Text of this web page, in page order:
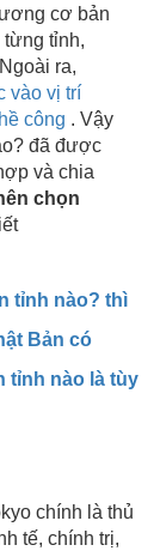
cơ bản
tỉnh,
ra,
vào vị trí
công . Vậy
đã được
và chia
chọn
tỉnh nào? thì
Bản có
tỉnh nào là tùy
chính là thủ
tế, chính trị,